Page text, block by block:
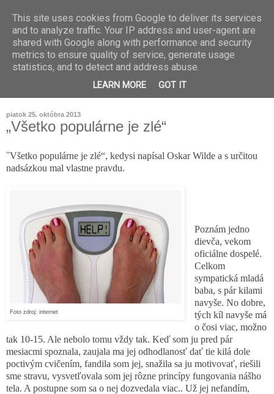
piatok 25. októbra 2013
„Všetko populárne je zlé“
"Všetko populárne je zlé“, kedysi napísal Oskar Wilde a s určitou
nadsázkou mal vlastne pravdu.
Foto zdroj: internet
Poznám jedno
dievča, vekom
oficiálne dospelé.
Celkom
sympatická mladá
baba, s pár kilami
navyše. No dobre,
tých kíl navyše má
o čosi viac, možno
tak 10-15. Ale nebolo tomu vždy tak. Keď som ju pred pár
mesiacmi spoznala, zaujala ma jej odhodlanosť dať tie kilá dole
poctivým cvičením, fandila som jej, snažila sa ju motivovať, riešili
sme stravu, vysvetľovala som jej rôzne princípy fungovania nášho
tela. A postupne som sa o nej dozvedala viac.. Už jej nefandím,
This site uses cookies from Google to deliver its services
and to analyze traffic. Your IP address and user-agent are
shared with Google along with performance and security
metrics to ensure quality of service, generate usage
statistics, and to detect and address abuse.
LEARN MORE GOT IT